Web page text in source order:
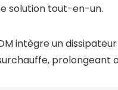
solution tout-en-un.
intègre un
prolongeant